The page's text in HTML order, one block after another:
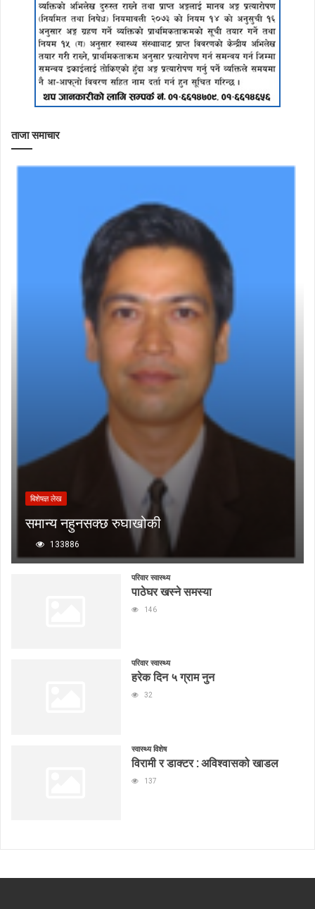
ताजा समाचार
बिशेषज्ञ लेख
समान्य नहुनसक्छ रुघाखोकी
133886
परिवार स्वास्थ्य
पाठेघर खस्ने समस्या
146
परिवार स्वास्थ्य
हरेक दिन ५ ग्राम नुन
32
स्वास्थ्य विशेष
विरामी र डाक्टर : अविश्वासको खाडल
137